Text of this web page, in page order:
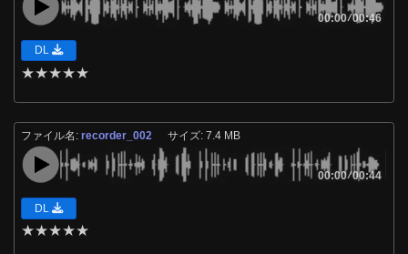
00:00/00:46
DL
★★★★★
ファイル名:recorder_002 サイズ: 7.4 MB
00:00/00:44
DL
★★★★★